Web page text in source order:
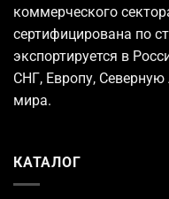
коммерческого
сертифицирована по
экспортируется в
СНГ, Европу,
мира.
КАТАЛОГ